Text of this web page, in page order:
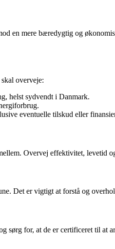
en mere bæredygtig og
overveje:
helst sydvendt i Danmark.
eventuelle tilskud eller
Overvej effektivitet, levetid
Det er vigtigt at forstå og
sørg for, at de er certificeret til at